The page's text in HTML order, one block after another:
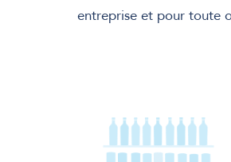
entreprise et pour toute